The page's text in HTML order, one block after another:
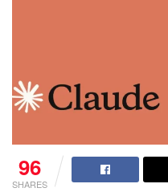
96
SHARES